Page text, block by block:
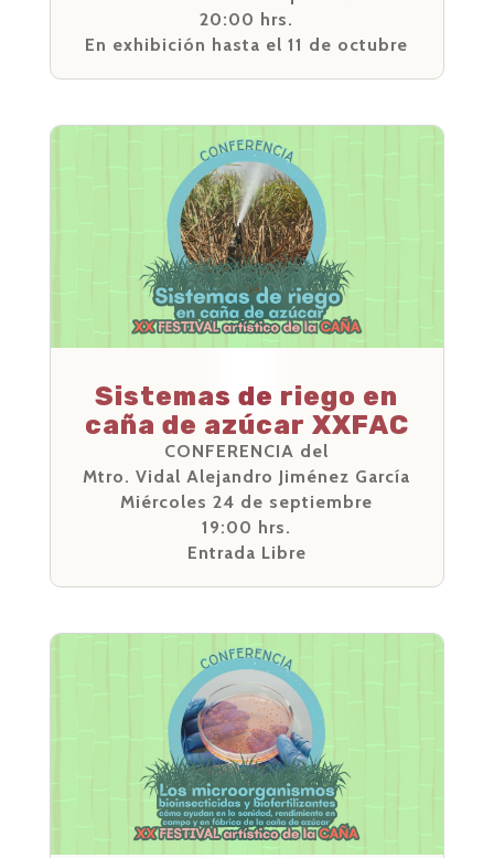
20:00 hrs.
En exhibición hasta el 11 de octubre
Sistemas de riego en
caña de azúcar XXFAC
CONFERENCIA del
Mtro. Vidal Alejandro Jiménez García
Miércoles 24 de septiembre
19:00 hrs.
Entrada Libre